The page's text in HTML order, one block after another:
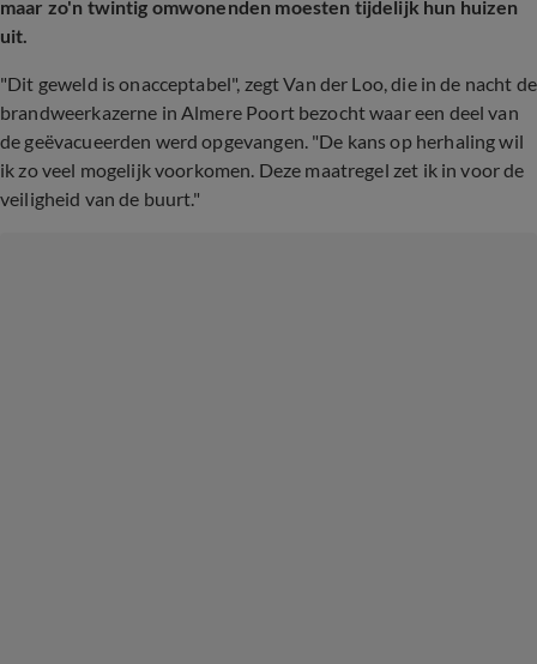
maar zo'n twintig omwonenden moesten tijdelijk hun huizen
uit.
"Dit geweld is onacceptabel", zegt Van der Loo, die in de nacht de
brandweerkazerne in Almere Poort bezocht waar een deel van
de geëvacueerden werd opgevangen. "De kans op herhaling wil
ik zo veel mogelijk voorkomen. Deze maatregel zet ik in voor de
veiligheid van de buurt."